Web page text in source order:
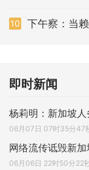
10 下午察：当
即时新闻
杨莉明：新加坡
06月07日 07时35分47
网络流传诋毁新
06月06日 22时50分22